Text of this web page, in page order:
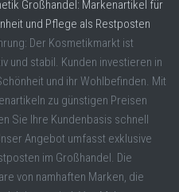
Großhandel: Markenartikel für
und Pflege als Restposten
Der Kosmetikmarkt ist
und stabil. Kunden investieren in
und ihr Wohlbefinden. Mit
zu günstigen Preisen
Sie Ihre Kundenbasis schnell
Angebot umfasst exklusive
im Großhandel. Die
von namhaften Marken, die